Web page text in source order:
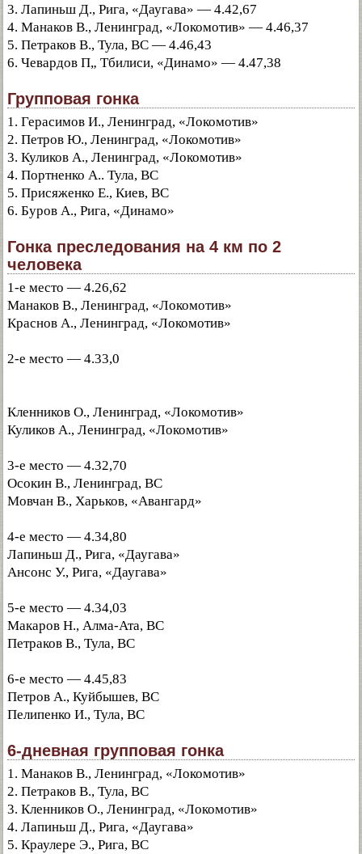
3. Лапиньш Д., Рига, «Даугава» — 4.42,67
4. Манаков В., Ленинград, «Локомотив» — 4.46,37
5. Петраков В., Тула, ВС — 4.46,43
6. Чевардов П„ Тбилиси, «Динамо» — 4.47,38
Групповая гонка
1. Герасимов И., Ленинград, «Локомотив»
2. Петров Ю., Ленинград, «Локомотив»
3. Куликов А., Ленинград, «Локомотив»
4. Портненко А.. Тула, ВС
5. Присяженко Е., Киев, ВС
6. Буров А., Рига, «Динамо»
Гонка преследования на 4 км по 2
человека
1-е место — 4.26,62
Манаков В., Ленинград, «Локомотив»
Краснов А., Ленинград, «Локомотив»
2-е место — 4.33,0
Кленников О., Ленинград, «Локомотив»
Куликов А., Ленинград, «Локомотив»
3-е место — 4.32,70
Осокин В., Ленинград, ВС
Мовчан В., Харьков, «Авангард»
4-е место — 4.34,80
Лапиньш Д., Рига, «Даугава»
Ансонс У., Рига, «Даугава»
5-е место — 4.34,03
Макаров Н., Алма-Ата, ВС
Петраков В., Тула, ВС
6-е место — 4.45,83
Петров А., Куйбышев, ВС
Пелипенко И., Тула, ВС
6-дневная групповая гонка
1. Манаков В., Ленинград, «Локомотив»
2. Петраков В., Тула, ВС
3. Кленников О., Ленинград, «Локомотив»
4. Лапиньш Д., Рига, «Даугава»
5. Краулере Э., Рига, ВС